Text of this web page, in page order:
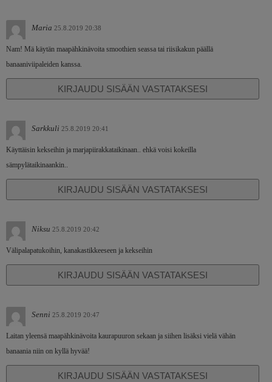
Maria 25.8.2019 20:38
Nam! Mä käytän maapähkinävoita smoothien seassa tai riisikakun päällä
banaaniviipaleiden kanssa.
KIRJAUDU SISÄÄN VASTATAKSESI
Sarkkuli 25.8.2019 20:41
Käyttäisin kekseihin ja marjapiirakkataikinaan.. ehkä voisi kokeilla
sämpylätaikinaankin..
KIRJAUDU SISÄÄN VASTATAKSESI
Niksu 25.8.2019 20:42
Välipalapatukoihin, kanakastikkeeseen ja kekseihin
KIRJAUDU SISÄÄN VASTATAKSESI
Senni 25.8.2019 20:47
Laitan yleensä maapähkinävoita kaurapuuron sekaan ja siihen lisäksi vielä vähän
banaania niin on kyllä hyvää!
KIRJAUDU SISÄÄN VASTATAKSESI